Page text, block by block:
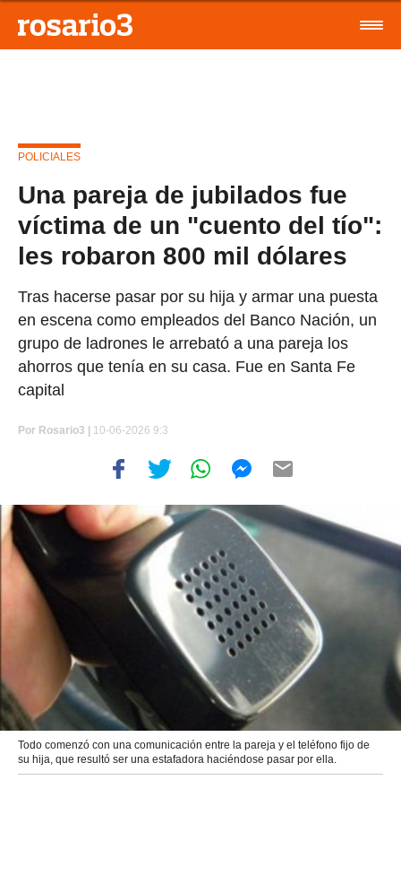
POLICIALES
Una pareja de jubilados fue
víctima de un "cuento del tío":
les robaron 800 mil dólares
Tras hacerse pasar por su hija y armar una puesta
en escena como empleados del Banco Nación, un
grupo de ladrones le arrebató a una pareja los
ahorros que tenía en su casa. Fue en Santa Fe
capital
Por Rosario3 | 10-06-2026 9:3
Todo comenzó con una comunicación entre la pareja y el teléfono fijo de
su hija, que resultó ser una estafadora haciéndose pasar por ella.